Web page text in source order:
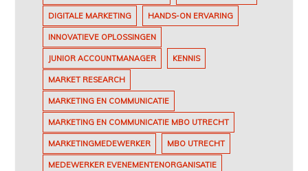
DIGITALE MARKETING HANDS-ON ERVARING
INNOVATIEVE OPLOSSINGEN
JUNIOR ACCOUNTMANAGER KENNIS
MARKET RESEARCH
MARKETING EN COMMUNICATIE
MARKETING EN COMMUNICATIE MBO UTRECHT
MARKETINGMEDEWERKER MBO UTRECHT
MEDEWERKER EVENEMENTENORGANISATIE